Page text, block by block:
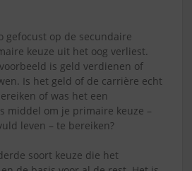
gefocust op de secundaire
keuze uit het oog verliest.
is geld verdienen of
Is het geld of de carrière echt
of was het een
middel om je primaire keuze –
leven – te bereiken?
soort keuze die het